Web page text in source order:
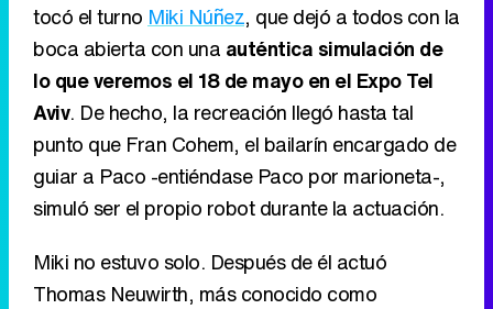
tocó el turno Miki Núñez, que dejó a todos con la
boca abierta con una auténtica simulación de
lo que veremos el 18 de mayo en el Expo Tel
Aviv. De hecho, la recreación llegó hasta tal
punto que Fran Cohem, el bailarín encargado de
guiar a Paco -entiéndase Paco por marioneta-,
simuló ser el propio robot durante la actuación.
Miki no estuvo solo. Después de él actuó
Thomas Neuwirth, más conocido como